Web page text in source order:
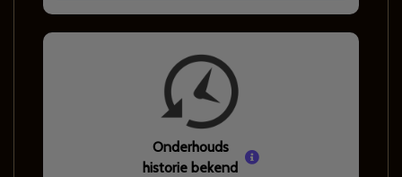
Onderhouds
historie bekend